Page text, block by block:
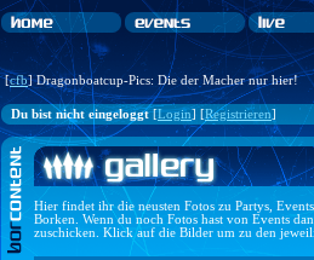
[cfb] Dragonboatcup-Pics: Die der Macher nur hier!
Du bist nicht eingeloggt[Login] [Registrieren]
Hier findet ihr die neusten Fotos zu Partys,
Borken. Wenn du noch Fotos hast von Events
zuschicken. Klick auf die Bilder um zu den